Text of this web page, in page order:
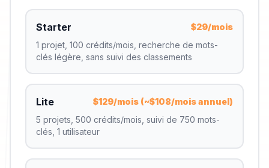
Starter
$29/mois
1 projet, 100 crédits/mois, recherche de mots-
clés légère, sans suivi des classements
Lite
$129/mois (~$108/mois annuel)
5 projets, 500 crédits/mois, suivi de 750 mots-
clés, 1 utilisateur